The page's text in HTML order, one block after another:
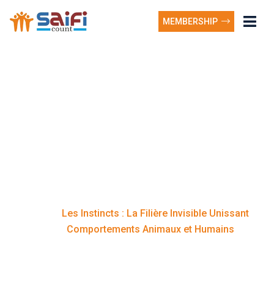
MEMBERSHIP
Les Instincts : La Filière Invisible Unissant
Comportements Animaux et Humains